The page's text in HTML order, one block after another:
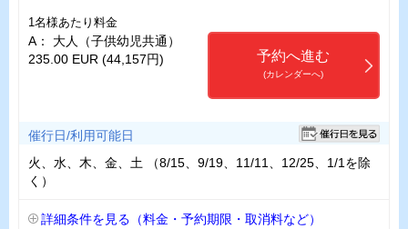
1名様あたり料金
A： 大人（子供幼児共通）
235.00 EUR (44,157円)
予約へ進む
(カレンダーへ)
催行日/利用可能日
火、水、木、金、土 （8/15、9/19、11/11、12/25、1/1を除
く）
詳細条件を見る（料金・予約期限・取消料など）